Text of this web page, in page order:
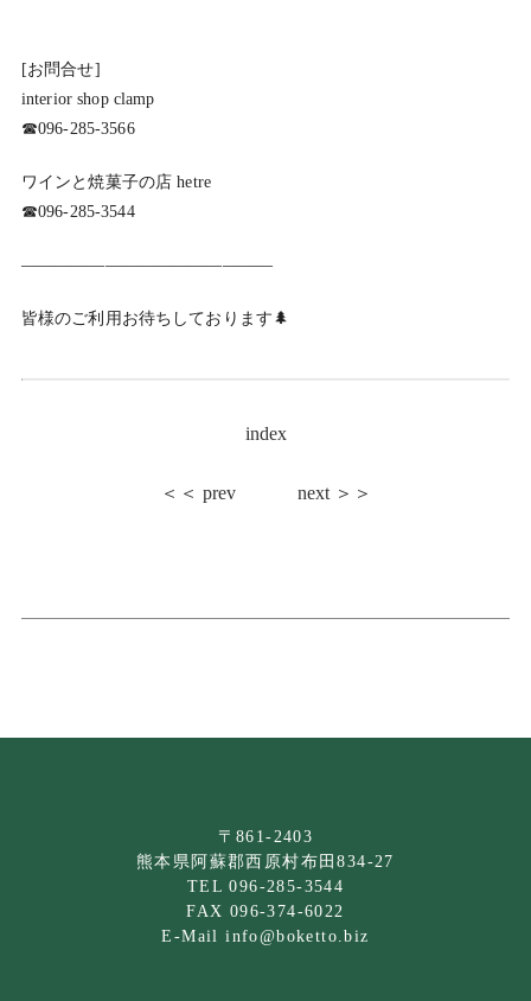
[お問合せ]
interior shop clamp
☎︎096-285-3566
ワインと焼菓子の店 hetre
☎︎096-285-3544
———————————————
皆様のご利用お待ちしております 🌲
index
＜＜ prev next ＞＞
〒861-2403
熊本県阿蘇郡西原村布田834-27
TEL 096-285-3544
FAX 096-374-6022
E-Mail info@boketto.biz